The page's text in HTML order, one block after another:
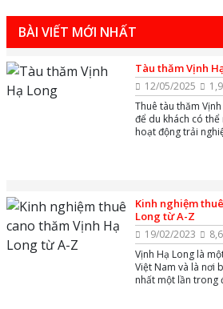
BÀI VIẾT MỚI NHẤT
Tàu thăm Vịnh
12/05/2025
Thuê tàu thăm
để du khách có
hoạt động trải
Kinh nghiệm
Long từ A-Z
19/02/2023
Vịnh Hạ Long là
Việt Nam và là nơi
nhất một lần trong